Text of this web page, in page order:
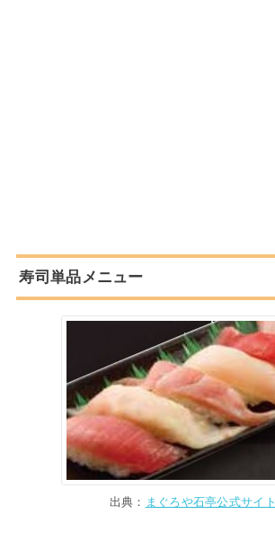
寿司単品メニュー
出典： まぐろや石亭公式サイト